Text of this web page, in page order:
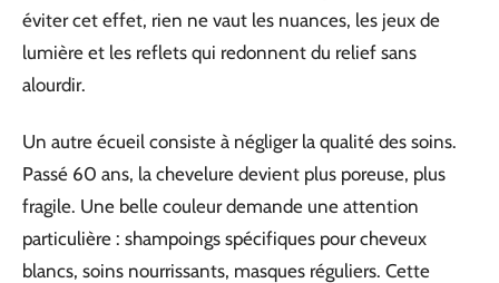
éviter cet effet, rien ne vaut les nuances, les jeux de
lumière et les reflets qui redonnent du relief sans
alourdir.
Un autre écueil consiste à négliger la qualité des soins.
Passé 60 ans, la chevelure devient plus poreuse, plus
fragile. Une belle couleur demande une attention
particulière : shampoings spécifiques pour cheveux
blancs, soins nourrissants, masques réguliers. Cette